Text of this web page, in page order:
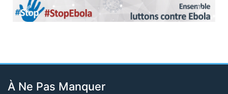
Previous Next
À Ne Pas Manquer